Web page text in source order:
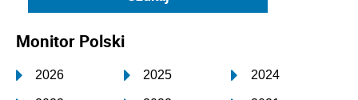
Monitor Polski
2026 2025 2024